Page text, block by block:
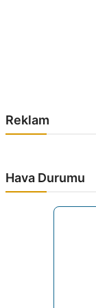
Reklam
Hava Durumu